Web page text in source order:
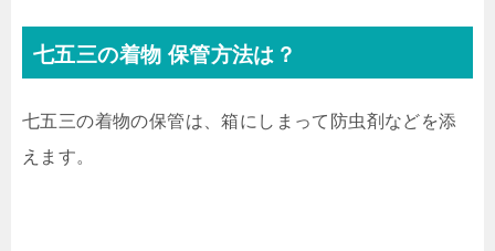
七五三の着物 保管方法は？
七五三の着物の保管は、箱にしまって防虫剤などを添
えます。